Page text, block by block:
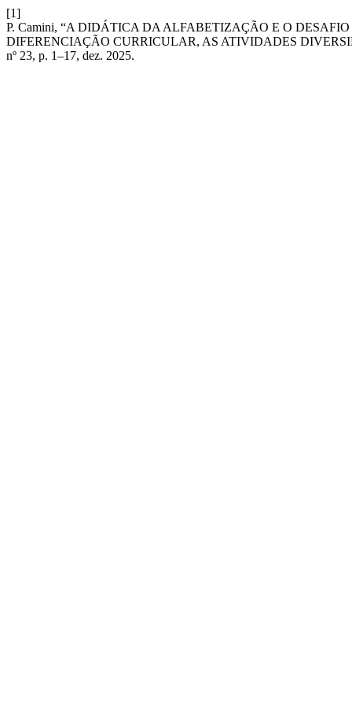
[1]
P. Camini, “A DIDÁTICA DA ALFABETIZAÇÃO E O
DIFERENCIAÇÃO CURRICULAR, AS ATIVIDADES
nº 23, p. 1–17, dez. 2025.